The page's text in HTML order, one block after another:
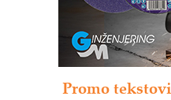
Promo tekstovi
RMQ-TITAN
– Pametna
upravljanje
Sigurnije
solarnim